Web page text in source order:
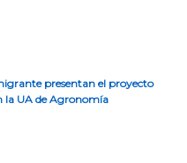
presentan el proyecto
la UA de Agronomía